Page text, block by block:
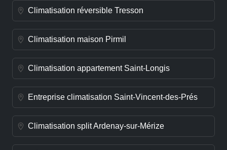
Climatisation réversible Tresson
Climatisation maison Pirmil
Climatisation appartement Saint-Longis
Entreprise climatisation Saint-Vincent-des-Prés
Climatisation split Ardenay-sur-Mérize